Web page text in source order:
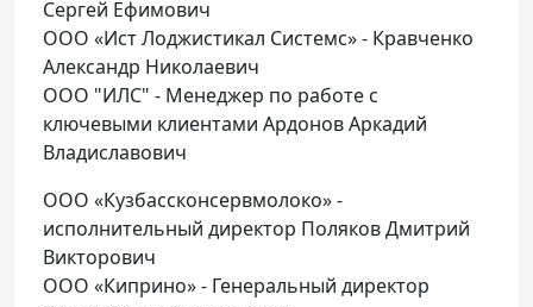
Сергей Ефимович
ООО «Ист Лоджистикал Системс» - Кравченко
Александр Николаевич
ООО "ИЛС" - Менеджер по работе с
ключевыми клиентами Ардонов Аркадий
Владиславович
ООО «Кузбассконсервмолоко» -
исполнительный директор Поляков Дмитрий
Викторович
ООО «Киприно» - Генеральный директор